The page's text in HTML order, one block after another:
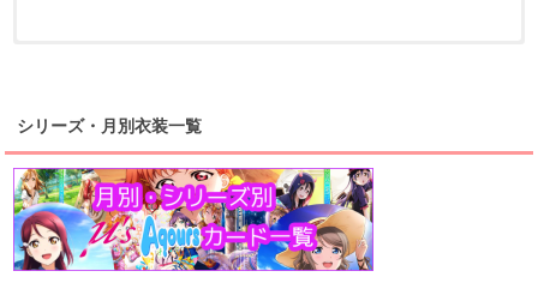
桜内梨子 高海千歌 渡辺曜
浦の星女学院1年生
上原歩夢 宮下愛 優木せつ菜
虹ヶ咲学園1年生
シリーズ・月別衣装一覧